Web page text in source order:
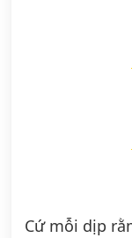
Cứ mỗi dịp